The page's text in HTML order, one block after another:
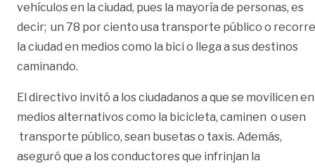
vehículos en la ciudad, pues la mayoría de personas, es
decir; un 78 por ciento usa transporte público o recorre
la ciudad en medios como la bici o llega a sus destinos
caminando.
El directivo invitó a los ciudadanos a que se movilicen en
medios alternativos como la bicicleta, caminen o usen
transporte público, sean busetas o taxis. Además,
aseguró que a los conductores que infrinjan la